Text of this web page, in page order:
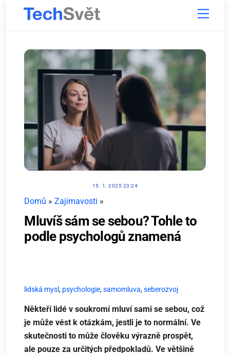
Menu
15. 1. 2025 23:24
Domů » Zajímavosti »
Mluvíš sám se sebou? Tohle to
podle psychologů znamená
lidská mysl, psychologie,samomluva,seberozvoj
Někteří lidé v soukromí mluví sami se sebou, což
je může vést k otázkám, jestli je to normální. Ve
skutečnosti to může člověku výrazně prospět,
ale pouze za určitých předpokladů. Ve většině